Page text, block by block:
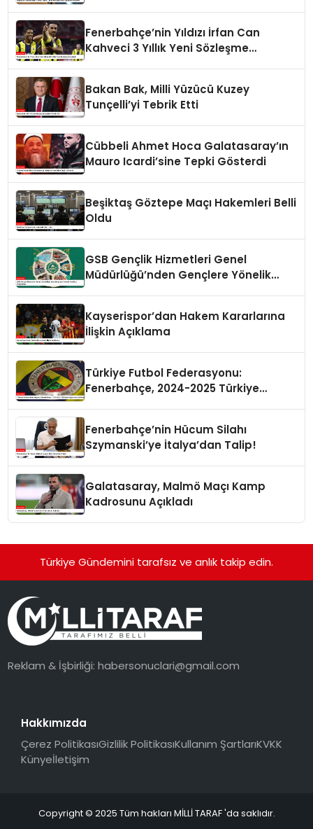
Fenerbahçe’nin Yıldızı İrfan Can
Kahveci 3 Yıllık Yeni Sözleşme
Bakan Bak, Milli Yüzücü Kuzey
Tunçelli’yi Tebrik Etti
Cübbeli Ahmet Hoca Galatasaray’ın
Mauro Icardi’sine Tepki Gösterdi
Beşiktaş Göztepe Maçı Hakemleri Belli
Oldu
GSB Gençlik Hizmetleri Genel
Müdürlüğü’nden Gençlere Yönelik
Kayserispor’dan Hakem Kararlarına
İlişkin Açıklama
Türkiye Futbol Federasyonu:
Fenerbahçe, 2024-2025 Türkiye
Fenerbahçe’nin Hücum Silahı
Szymanski’ye İtalya’dan Talip!
Galatasaray, Malmö Maçı Kamp
Kadrosunu Açıkladı
Türkiye Gündemini tarafsız ve anlık takip edin.
Reklam & İşbirliği:habersonuclari@gmail.com
Hakkımızda
Çerez PolitikasıGizlilik PolitikasıKullanım ŞartlarıKVKK
Künyeİletişim
Copyright © 2025 Tüm hakları MİLLİ TARAF 'da saklıdır.